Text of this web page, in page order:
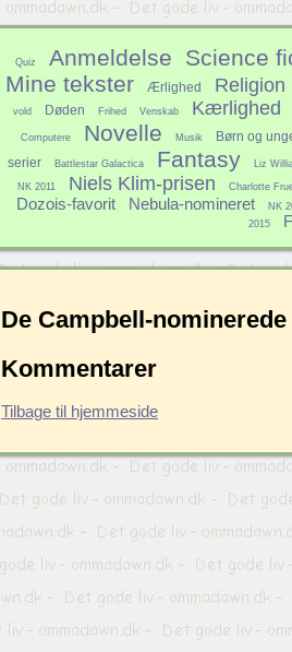
Quiz Anmeldelse
Science
Mine tekster
Ærlighed Religion
vold Døden Frihed Venskab Kærlighed
Computere Novelle Musik
Børn og
serier
Battlestar Galactica Fantasy Liz
NK 2011 Niels Klim-prisen Charlotte
Dozois-favorit Nebula-nomineret
NK
2015
De Campbell-
Kommentarer
Tilbage til hjemmeside